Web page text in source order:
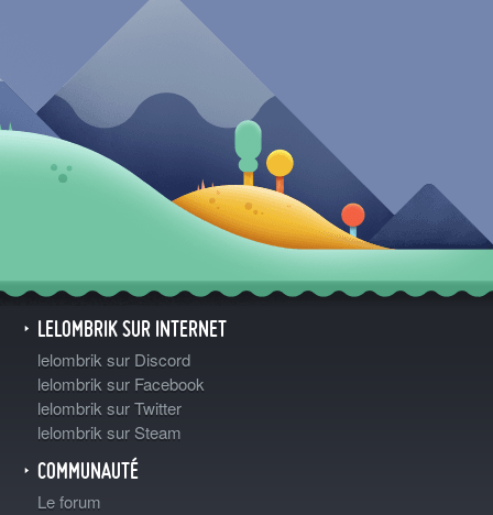
LELOMBRIK SUR INTERNET
lelombrik sur Discord
lelombrik sur Facebook
lelombrik sur Twitter
lelombrik sur Steam
COMMUNAUTÉ
Le forum